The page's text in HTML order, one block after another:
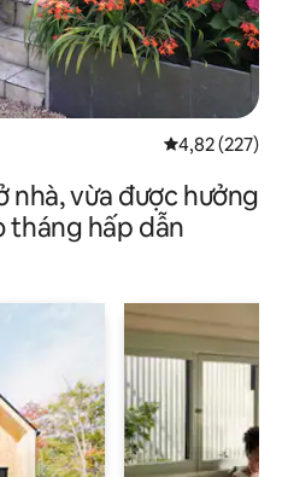
Xếp hạng
4,82 (227)
nhà, vừa được hưởng
tháng hấp dẫn